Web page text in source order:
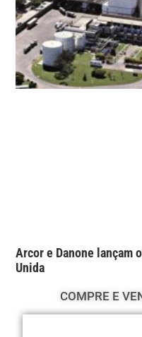
Arcor e Danone lançam
Unida
COMPRE E